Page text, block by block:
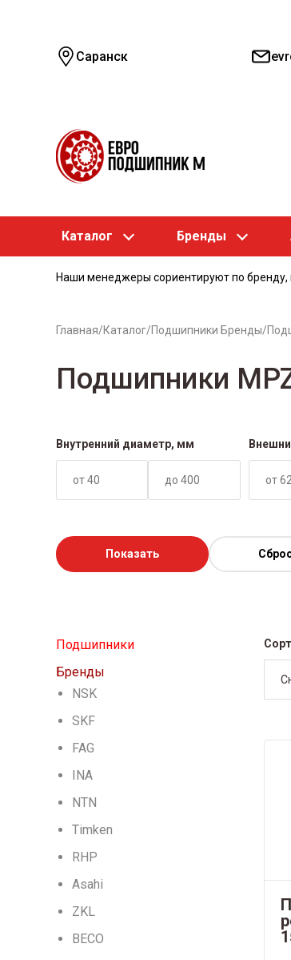
Саранск
Каталог Бренды
Наши менеджеры сориентируют по бренду,
Главная/Каталог/Подшипники Бренды/
Подшипники
Внутренний диаметр, мм
Показать
Подшипники
Бренды
NSK
SKF
FAG
INA
NTN
Timken
RHP
Asahi
ZKL
BECO